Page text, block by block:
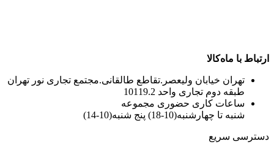
ارتباط با ماه‌کالا
تهران خیابان ولیعصر.تقاطع طالقانی.مجتمع تجاری نور تهران
طبقه دوم تجاری واحد 10119.2
ساعات کاری حضوری مجموعه
شنبه تا چهارشنبه(10-18) پنج شنبه(10-14)
دسترسی سریع